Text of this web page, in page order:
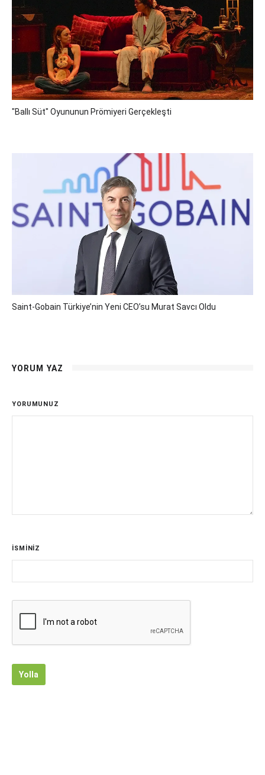
"Ballı Süt" Oyununun Prömiyeri Gerçekleşti
Saint-Gobain Türkiye’nin Yeni CEO’su Murat Savcı Oldu
YORUM YAZ
YORUMUNUZ
İSMİNİZ
Yolla